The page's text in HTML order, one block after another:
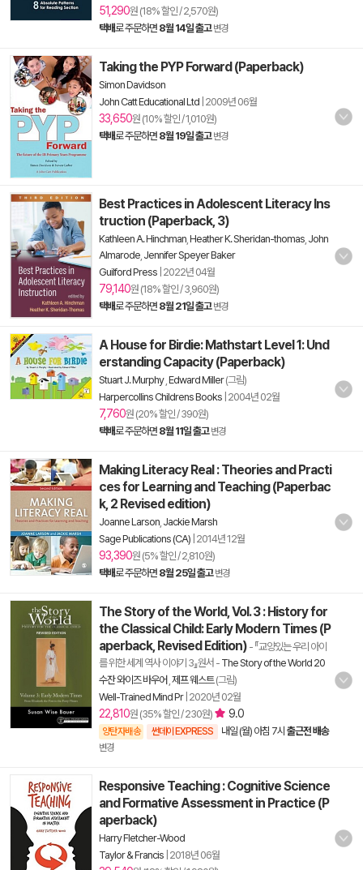
51,290원 (18% 할인 / 2,570원)
택배로 주문하면 8월 14일 출고 변경
Taking the PYP Forward (Paperback)
Simon Davidson
John Catt Educational Ltd 2009년 06월
33,650원 (10% 할인 / 1,010원)
택배로 주문하면 8월 19일 출고 변경
Best Practices in Adolescent Literacy Ins
truction (Paperback, 3)
Kathleen A. Hinchman Heather K. Sheridan-thomas John
Almarode Jennifer Speyer Baker
Guilford Press 2022년 04월
79,140원 (18% 할인 / 3,960원)
택배로 주문하면 8월 21일 출고 변경
A House for Birdie: Mathstart Level 1: Und
erstanding Capacity (Paperback)
Stuart J. Murphy, Edward Miller(그림)
Harpercollins Childrens Books 2004년 02월
7,760원 (20% 할인 / 390원)
택배로 주문하면 8월 11일 출고 변경
Making Literacy Real : Theories and Practi
ces for Learning and Teaching (Paperbac
k, 2 Revised edition)
Joanne Larson Jackie Marsh
Sage Publications (CA) 2014년 12월
93,390원 (5% 할인 / 2,810원)
택배로 주문하면 8월 25일 출고 변경
The Story of the World, Vol. 3 : History for
the Classical Child: Early Modern Times (P
aperback, Revised Edition) - 『교양있는 우리 아이
를 위한 세계 역사 이야기 3』원서 - The Story of the World 20
수잔 와이즈 바우어 제프 웨스트(그림)
Well-Trained Mind Pr| 2020년 02월
22,810원 (35% 할인 / 230원) 9.0
양탄자배송 썬데이 EXPRESS 내일 (월) 아침 7시 출근전 배송
변경
Responsive Teaching : Cognitive Science
and Formative Assessment in Practice (P
aperback)
Harry Fletcher-Wood
Taylor & Francis 2018년 06월